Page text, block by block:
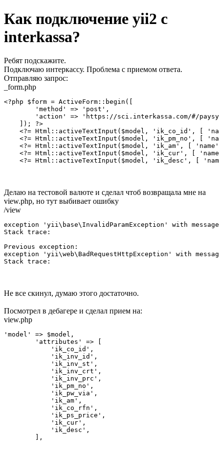
Как подключение yii2 с
interkassa?
Ребят подскажите.
Подключаю интеркассу. Проблема с приемом ответа.
Отправляю запрос:
_form.php
<?php $form = ActiveForm::begin([
        'method' => 'post',
'action' => 'https://sci.interkassa.com/#/
    ]); ?>
<?= Html::activeTextInput($model, 'ik_co_id', [
<?= Html::activeTextInput($model, 'ik_pm_no', [
<?= Html::activeTextInput($model, 'ik_am', [
<?= Html::activeTextInput($model, 'ik_cur', [
<?= Html::activeTextInput($model, 'ik_desc', [
Делаю на тестовой валюте и сделал чтоб возвращала мне на
view.php, но тут выбивает ошибку
/view
exception 'yii\base\InvalidParamException' with
Stack trace:
Previous exception:
exception 'yii\web\BadRequestHttpException' with
Stack trace:
Не все скинул, думаю этого достаточно.
Посмотрел в дебагере и сделал прием на:
view.php
'model' => $model,
        'attributes' => [
            'ik_co_id',
            'ik_inv_id',
            'ik_inv_st',
            'ik_inv_crt',
            'ik_inv_prc',
            'ik_pm_no',
            'ik_pw_via',
            'ik_am',
            'ik_co_rfn',
            'ik_ps_price',
            'ik_cur',
            'ik_desc',
        ],